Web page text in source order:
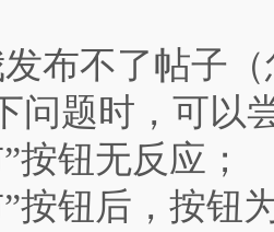
布不了帖子
问题时，可以
按钮无反应；
按钮后，按钮